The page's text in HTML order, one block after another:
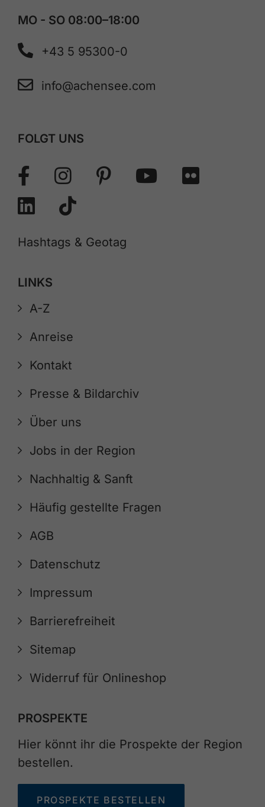
MO - SO 08:00–18:00
+43 5 95300-0
info@achensee.com
FOLGT UNS
Hashtags & Geotag
LINKS
A-Z
Anreise
Kontakt
Presse & Bildarchiv
Über uns
Jobs in der Region
Nachhaltig & Sanft
Häufig gestellte Fragen
AGB
Datenschutz
Impressum
Barrierefreiheit
Sitemap
Widerruf für Onlineshop
PROSPEKTE
Hier könnt ihr die Prospekte der Region
bestellen.
PROSPEKTE BESTELLEN